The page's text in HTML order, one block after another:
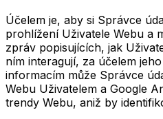
Účelem je, aby si Správce
prohlížení Uživatele Webu a
zpráv popisujících, jak
ním interagují, za účelem
informacím může Správce
Webu Uživatelem a Google
trendy Webu, aniž by